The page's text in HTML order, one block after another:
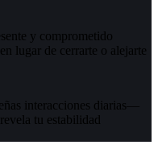
y comprometido
lugar de cerrarte o alejarte
interacciones diarias—
tu estabilidad